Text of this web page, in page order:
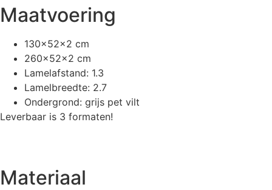
Maatvoering
130x52x2 cm
260x52x2 cm
Lamelafstand: 1.3
Lamelbreedte: 2.7
Ondergrond: grijs pet vilt
Leverbaar is 3 formaten!
Materiaal